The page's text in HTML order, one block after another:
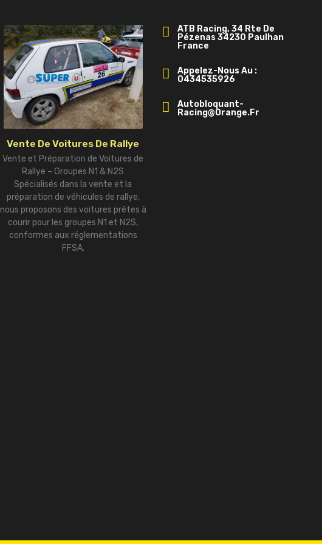
Vente De Voitures De Rallye
Vente et Préparation de Voitures de
Rallye – Groupes N1 & N2S
Spécialisés dans la vente et la
préparation de véhicules de rallye,
nous proposons des voitures prêtes à
courir pour les groupes N1 et N2S,
conformes aux réglementations
FFSA.
ATB Racing, 34 Rte De
Pézenas 34230 Paulhan
France
Appelez-Nous Au :
0434535926
Autobloquant-
Racing@orange.fr